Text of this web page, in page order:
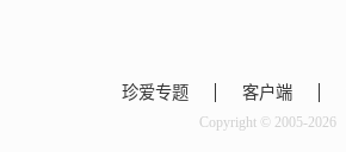
珍爱专题 客户端
Copyright © 2005-2026